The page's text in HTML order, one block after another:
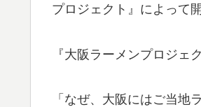
プロジェクト』によって
『大阪ラーメンプロジェ
「なぜ、大阪にはご当